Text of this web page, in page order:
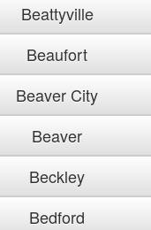
Beattyville
Beaufort
Beaver City
Beaver
Beckley
Bedford